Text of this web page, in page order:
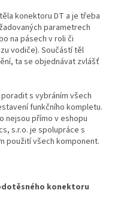
konektoru DT a je třeba
parametrech
na pásech v roli či
vodiče). Součástí těl
ta se objednávat zvlášť
s vybráním všech
funkčního kompletu.
nejsou přímo v eshopu
s.r.o. je spolupráce s
použití všech komponent.
konektoru